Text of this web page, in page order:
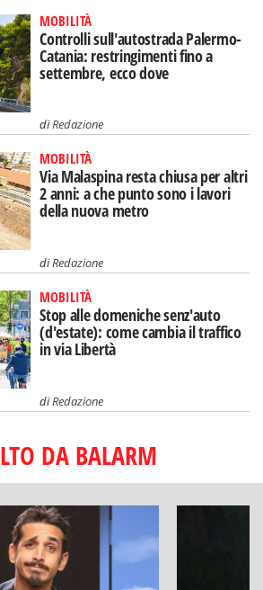
MOBILITÀ
Controlli sull'autostrada Palermo-
Catania: restringimenti fino a
settembre, ecco dove
diRedazione
MOBILITÀ
Via Malaspina resta chiusa per altri
2 anni: a che punto sono i lavori
della nuova metro
diRedazione
MOBILITÀ
Stop alle domeniche senz'auto
(d'estate): come cambia il traffico
in via Libertà
diRedazione
DA BALARM